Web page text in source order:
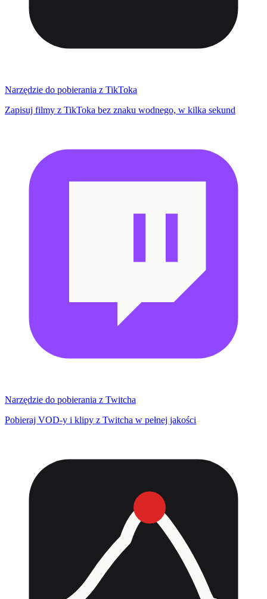
Narzędzie do pobierania z TikToka
Zapisuj filmy z TikToka bez znaku wodnego, w kilka sekund
Narzędzie do pobierania z Twitcha
Pobieraj VOD-y i klipy z Twitcha w pełnej jakości